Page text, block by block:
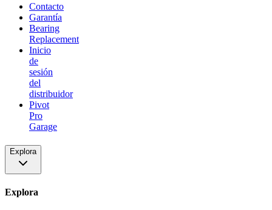
Contacto
Garantía
Bearing
Replacement
Inicio
de
sesión
del
distribuidor
Pivot
Pro
Garage
Explora
Explora